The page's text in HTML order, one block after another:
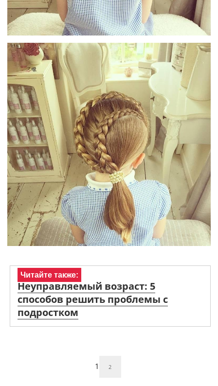
Читайте также:
Неуправляемый возраст: 5
способов решить проблемы с
подростком
1 2